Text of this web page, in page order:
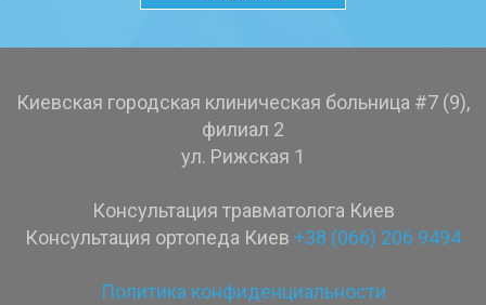
Киевская городская клиническая больница #7 (9),
филиал 2
ул. Рижская 1
Консультация травматолога Киев
Консультация ортопеда Киев +38 (066) 206 9494
Политика конфиденциальности